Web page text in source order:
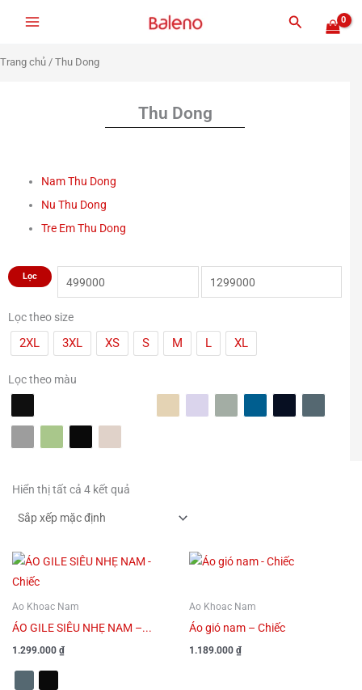
dung
Tìm
Trang chủ / Thu Dong
Thu Dong
Nam Thu Dong
Nu Thu Dong
Tre Em Thu Dong
Giá
thiểu
Giá
Lọc
Lọc theo size
2XL 3XL XS S M L XL
Lọc theo màu
Hiển thị tất cả 4 kết quả
Ao Khoac Nam
ÁO GILE SIÊU NHẸ NAM –...
1.299.000 ₫
Sản
phẩm
này
có
Ao Khoac Nam
Áo gió nam – Chiếc
1.189.000 ₫
Sản
này
có